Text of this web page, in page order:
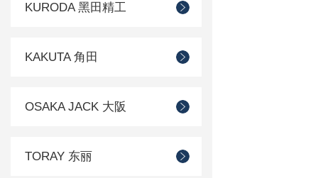
KURODA 黑田精工
KAKUTA 角田
OSAKA JACK 大阪
TORAY 东丽